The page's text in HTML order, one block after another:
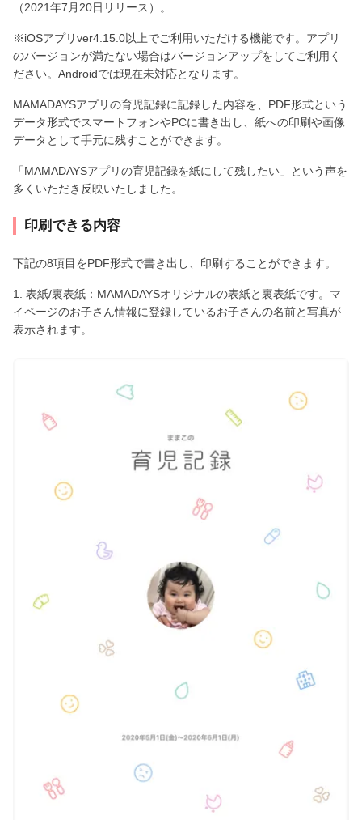
（2021年7月20日リリース）。
※iOSアプリver4.15.0以上でご利用いただける機能です。アプリ
のバージョンが満たない場合はバージョンアップをしてご利用く
ださい。Androidでは現在未対応となります。
MAMADAYSアプリの育児記録に記録した内容を、PDF形式という
データ形式でスマートフォンやPCに書き出し、紙への印刷や画像
データとして手元に残すことができます。
「MAMADAYSアプリの育児記録を紙にして残したい」という声を
多くいただき反映いたしました。
印刷できる内容
下記の8項目をPDF形式で書き出し、印刷することができます。
1. 表紙/裏表紙：MAMADAYSオリジナルの表紙と裏表紙です。マ
イページのお子さん情報に登録しているお子さんの名前と写真が
表示されます。